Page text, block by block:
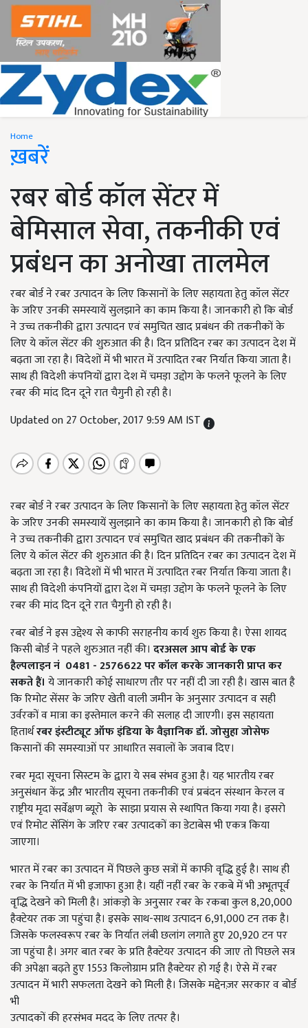
Home
ख़बरें
रबर बोर्ड कॉल सेंटर में
बेमिसाल सेवा, तकनीकी एवं
प्रबंधन का अनोखा तालमेल
रबर बोर्ड ने रबर उत्पादन के लिए किसानों के लिए सहायता हेतु कॉल सेंटर
के जरिए उनकी समस्यायें सुलझाने का काम किया है। जानकारी हो कि बोर्ड
ने उच्च तकनीकी द्वारा उत्पादन एवं समुचित खाद प्रबंधन की तकनीकों के
लिए ये कॉल सेंटर की शुरुआत की है। दिन प्रतिदिन रबर का उत्पादन देश में
बढ़ता जा रहा है। विदेशों में भी भारत में उत्पादित रबर निर्यात किया जाता है।
साथ ही विदेशी कंपनियों द्वारा देश में चमड़ा उद्दोग के फलने फूलने के लिए
रबर की मांद दिन दूने रात चैगुनी हो रही है।
Updated on 27 October, 2017 9:59 AM IST
रबर बोर्ड ने रबर उत्पादन के लिए किसानों के लिए सहायता हेतु कॉल सेंटर
के जरिए उनकी समस्यायें सुलझाने का काम किया है। जानकारी हो कि बोर्ड
ने उच्च तकनीकी द्वारा उत्पादन एवं समुचित खाद प्रबंधन की तकनीकों के
लिए ये कॉल सेंटर की शुरुआत की है। दिन प्रतिदिन रबर का उत्पादन देश में
बढ़ता जा रहा है। विदेशों में भी भारत में उत्पादित रबर निर्यात किया जाता है।
साथ ही विदेशी कंपनियों द्वारा देश में चमड़ा उद्दोग के फलने फूलने के लिए
रबर की मांद दिन दूने रात चैगुनी हो रही है।
रबर बोर्ड ने इस उद्देश्य से काफी सराहनीय कार्य शुरु किया है। ऐसा शायद
किसी बोर्ड ने पहले शुरुआत नहीं की। दरअसल आप बोर्ड के एक
हैल्पलाइन नं 0481 - 2576622 पर कॉल करके जानकारी प्राप्त कर
सकते हैं। ये जानकारी कोई साधारण तौर पर नहीं दी जा रही है। खास बात है
कि रिमोट सेंसर के जरिए खेती वाली जमीन के अनुसार उत्पादन व सही
उर्वरकों व मात्रा का इस्तेमाल करने की सलाह दी जाएगी। इस सहायता
हितार्थरबर इंस्टीट्यूट ऑफ इंडिया के वैज्ञानिक डॉ. जोसुहा जोसेफ
किसानों की समस्याओं पर आधारित सवालों के जवाब दिए।
रबर मृदा सूचना सिस्टम के द्वारा ये सब संभव हुआ है। यह भारतीय रबर
अनुसंधान केंद्र और भारतीय सूचना तकनीकी एवं प्रबंदन संस्थान केरल व
राष्ट्रीय मृदा सर्वेक्षण ब्यूरो के साझा प्रयास से स्थापित किया गया है। इसरो
एवं रिमोट सेंसिंग के जरिए रबर उत्पादकों का डेटाबेस भी एकत्र किया
जाएगा।
भारत में रबर का उत्पादन में पिछले कुछ सत्रों में काफी वृद्धि हुई है। साथ ही
रबर के निर्यात में भी इजाफा हुआ है। यहीं नहीं रबर के रकबे में भी अभूतपूर्व
वृद्धि देखने को मिली है। आंकड़ो के अनुसार रबर के रकबा कुल 8,20,000
हैक्टेयर तक जा पहुंचा है। इसके साथ-साथ उत्पादन 6,91,000 टन तक है।
जिसके फलस्वरूप रबर के निर्यात लंबी छलांग लगाते हुए 20,920 टन पर
जा पहुंचा है। अगर बात रबर के प्रति हैक्टेयर उत्पादन की जाए तो पिछले सत्र
की अपेक्षा बढ़ते हुए 1553 किलोग्राम प्रति हैक्टेयर हो गई है। ऐसे में रबर
उत्पादन में भारी सफलता देखने को मिली है। जिसके मद्देनज़र सरकार व बोर्ड
भी
उत्पादकों की हरसंभव मदद के लिए तत्पर है।